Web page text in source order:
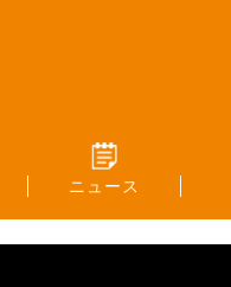
ニュース